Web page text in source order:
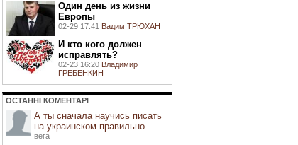
Один день из жизни
Европы
02-29 17:41 Вадим ТРЮХАН
И кто кого должен
исправлять?
02-23 16:20 Владимир
ГРЕБЕНКИН
ОСТАННI КОМЕНТАРI
А ты сначала научись писать
на украинском правильно..
вега